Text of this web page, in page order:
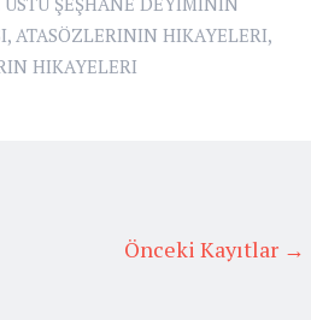
, ATASÖZLERININ HIKAYELERI,
HIKAYELERI
Önceki Kayıtlar →